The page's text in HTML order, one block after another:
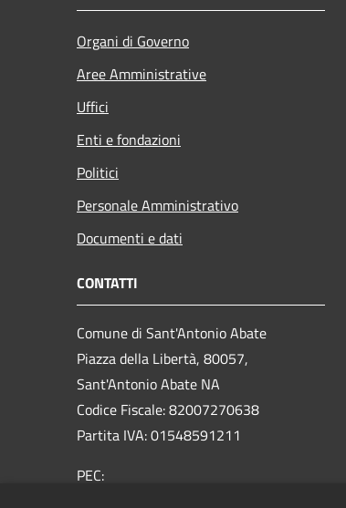
Organi di Governo
Aree Amministrative
Uffici
Enti e fondazioni
Politici
Personale Amministrativo
Documenti e dati
CONTATTI
Comune di Sant'Antonio Abate
Piazza della Libertà, 80057,
Sant'Antonio Abate NA
Codice Fiscale: 82007270638
Partita IVA: 01548591211
PEC: